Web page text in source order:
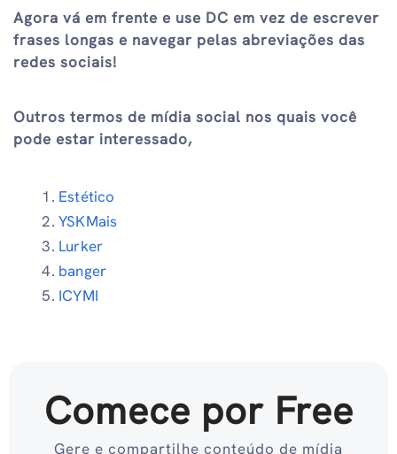
Agora vá em frente e use DC em vez de escrever
frases longas e navegar pelas abreviações das
redes sociais!
Outros termos de mídia social nos quais você
pode estar interessado,
Estético
YSKMais
Lurker
banger
ICYMI
Comece por Free
Gere e compartilhe conteúdo de mídia